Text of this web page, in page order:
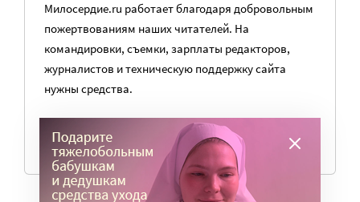
Милосердие.ru работает благодаря добровольным
пожертвованиям наших читателей. На
командировки, съемки, зарплаты редакторов,
журналистов и техническую поддержку сайта
нужны средства.
ПОМОЧЬ ПОРТАЛУ